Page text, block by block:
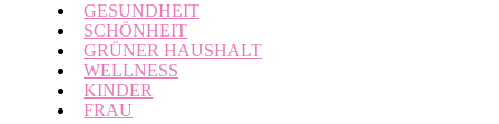
GESUNDHEIT
SCHÖNHEIT
GRÜNER HAUSHALT
WELLNESS
KINDER
FRAU